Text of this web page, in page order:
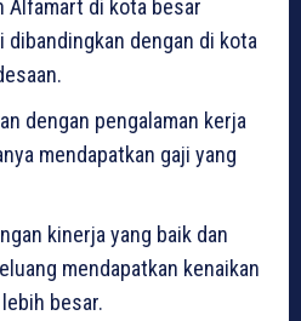
Alfamart di kota besar
dibandingkan dengan di kota
dengan pengalaman kerja
mendapatkan gaji yang
kinerja yang baik dan
mendapatkan kenaikan
besar.